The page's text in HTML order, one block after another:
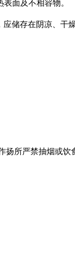
面及不相容物。
储存在阴凉、干
扬所严禁抽烟或